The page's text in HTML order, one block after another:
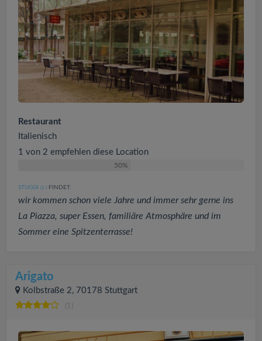
Restaurant
Italienisch
1 von 2 empfehlen diese Location
50%
STUGGI (3 ) FINDET:
wir kommen schon viele Jahre und immer sehr gerne ins
La Piazza, super Essen, familiäre Atmosphäre und im
Sommer eine Spitzenterrasse!
Arigato
Kolbstraße 2, 70178 Stuttgart